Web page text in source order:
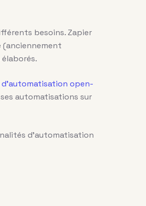
besoins. Zapier
(anciennement
open-
automatisations sur
d’automatisation